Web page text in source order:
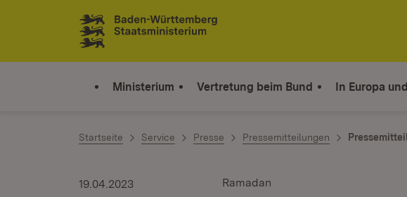
Zum Inhalt springen
Link zur Startseite
Ministerium Vertretung beim Bund In Europa
Startseite Service Presse Pressemitteilungen
Ramadan
19.04.2023